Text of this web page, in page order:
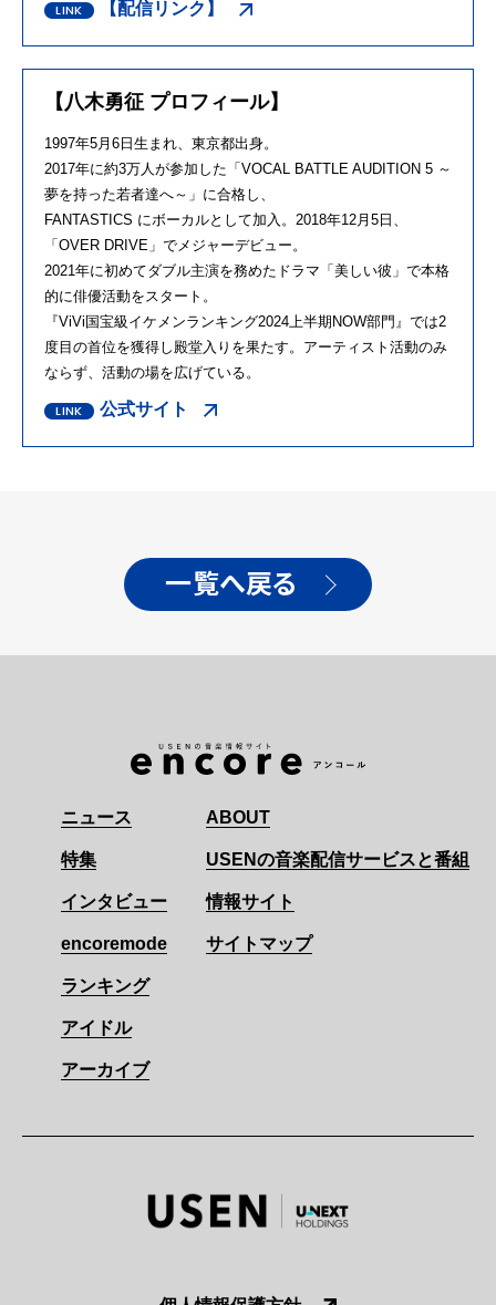
【配信リンク】
【八木勇征 プロフィール】
1997年5月 6 日生まれ、東京都出身。
2017年に約3万人が参加した「 VOCAL BATTLE AUDITION 5 ～
夢を持った若者達へ～」に合格し、
FANTASTICS にボーカルとして加入。 2018年12月 5 日、
「 OVER DRIVE 」でメジャーデビュー。
2021年に初めてダブル主演を務めたドラマ「美しい彼」で本格
的に俳優活動をスタート。
『ViVi 国宝級イケメンランキング2024上半期 NOW部門』では2
度目の首位を獲得し殿堂入りを果たす。アーティスト活動のみ
ならず、活動の場を広げている。
公式サイト
一覧へ戻る
ニュース
特集
インタビュー
encoremode
ランキング
アイドル
アーカイブ
ABOUT
USENの音楽配信サービスと番組
情報サイト
サイトマップ